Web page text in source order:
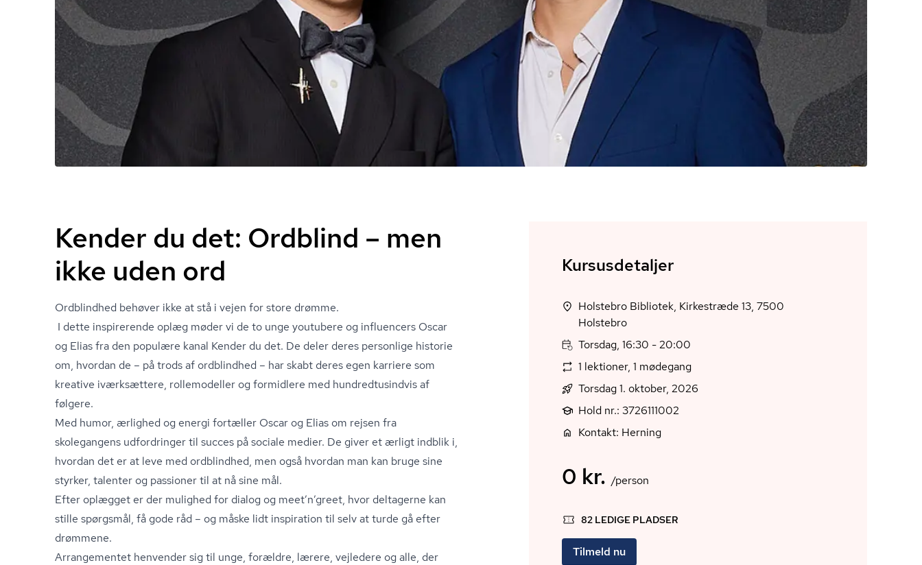
Kender du det: Ordblind – men
ikke uden ord
Ordblindhed behøver ikke at stå i vejen for store drømme.
I dette inspirerende oplæg møder vi de to unge youtubere og influencers Oscar
og Elias fra den populære kanal Kender du det. De deler deres personlige historie
om, hvordan de – på trods af ordblindhed – har skabt deres egen karriere som
kreative iværksættere, rollemodeller og formidlere med hund­redt­u­sind­vis af
følgere.
Med humor, ærlighed og energi fortæller Oscar og Elias om rejsen fra
skolegangens udfordringer til succes på sociale medier. De giver et ærligt indblik i,
hvordan det er at leve med ordblindhed, men også hvordan man kan bruge sine
styrker, talenter og passioner til at nå sine mål.
Efter oplægget er der mulighed for dialog og meet’n’greet, hvor deltagerne kan
stille spørgsmål, få gode råd – og måske lidt inspiration til selv at turde gå efter
drømmene.
Arrangementet henvender sig til unge, forældre, lærere, vejledere og alle, der
Kursusdetaljer
Holstebro Bibliotek, Kirkestræde 13, 7500
Holstebro
Torsdag, 16:30 - 20:00
1 lektioner, 1 mødegang
Torsdag 1. oktober, 2026
Hold nr.: 3726111002
Kontakt: Herning
0 kr. /person
82 LEDIGE PLADSER
Tilmeld nu